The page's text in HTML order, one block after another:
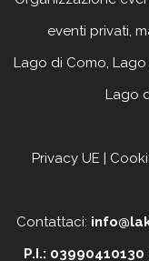
eventi privati,
Lago di Como, Lago
Lago
Privacy UE |
Contattaci:
P.I.: 03990410130